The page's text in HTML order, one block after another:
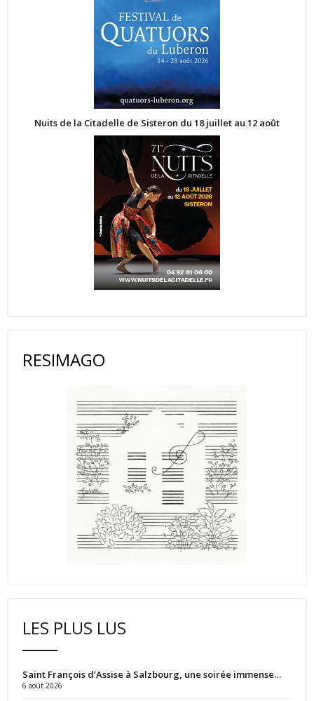
Nuits de la Citadelle de Sisteron du 18 juillet au 12 août
RESIMAGO
LES PLUS LUS
Saint François d’Assise à Salzbourg, une soirée immense…
6 août 2026